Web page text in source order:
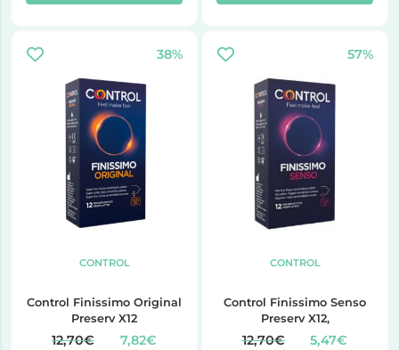
38%
CONTROL
Control Finissimo Original
Preserv X12
12,70€ 7,82€
57%
CONTROL
Control Finissimo Senso
Preserv X12,
12,70€ 5,47€